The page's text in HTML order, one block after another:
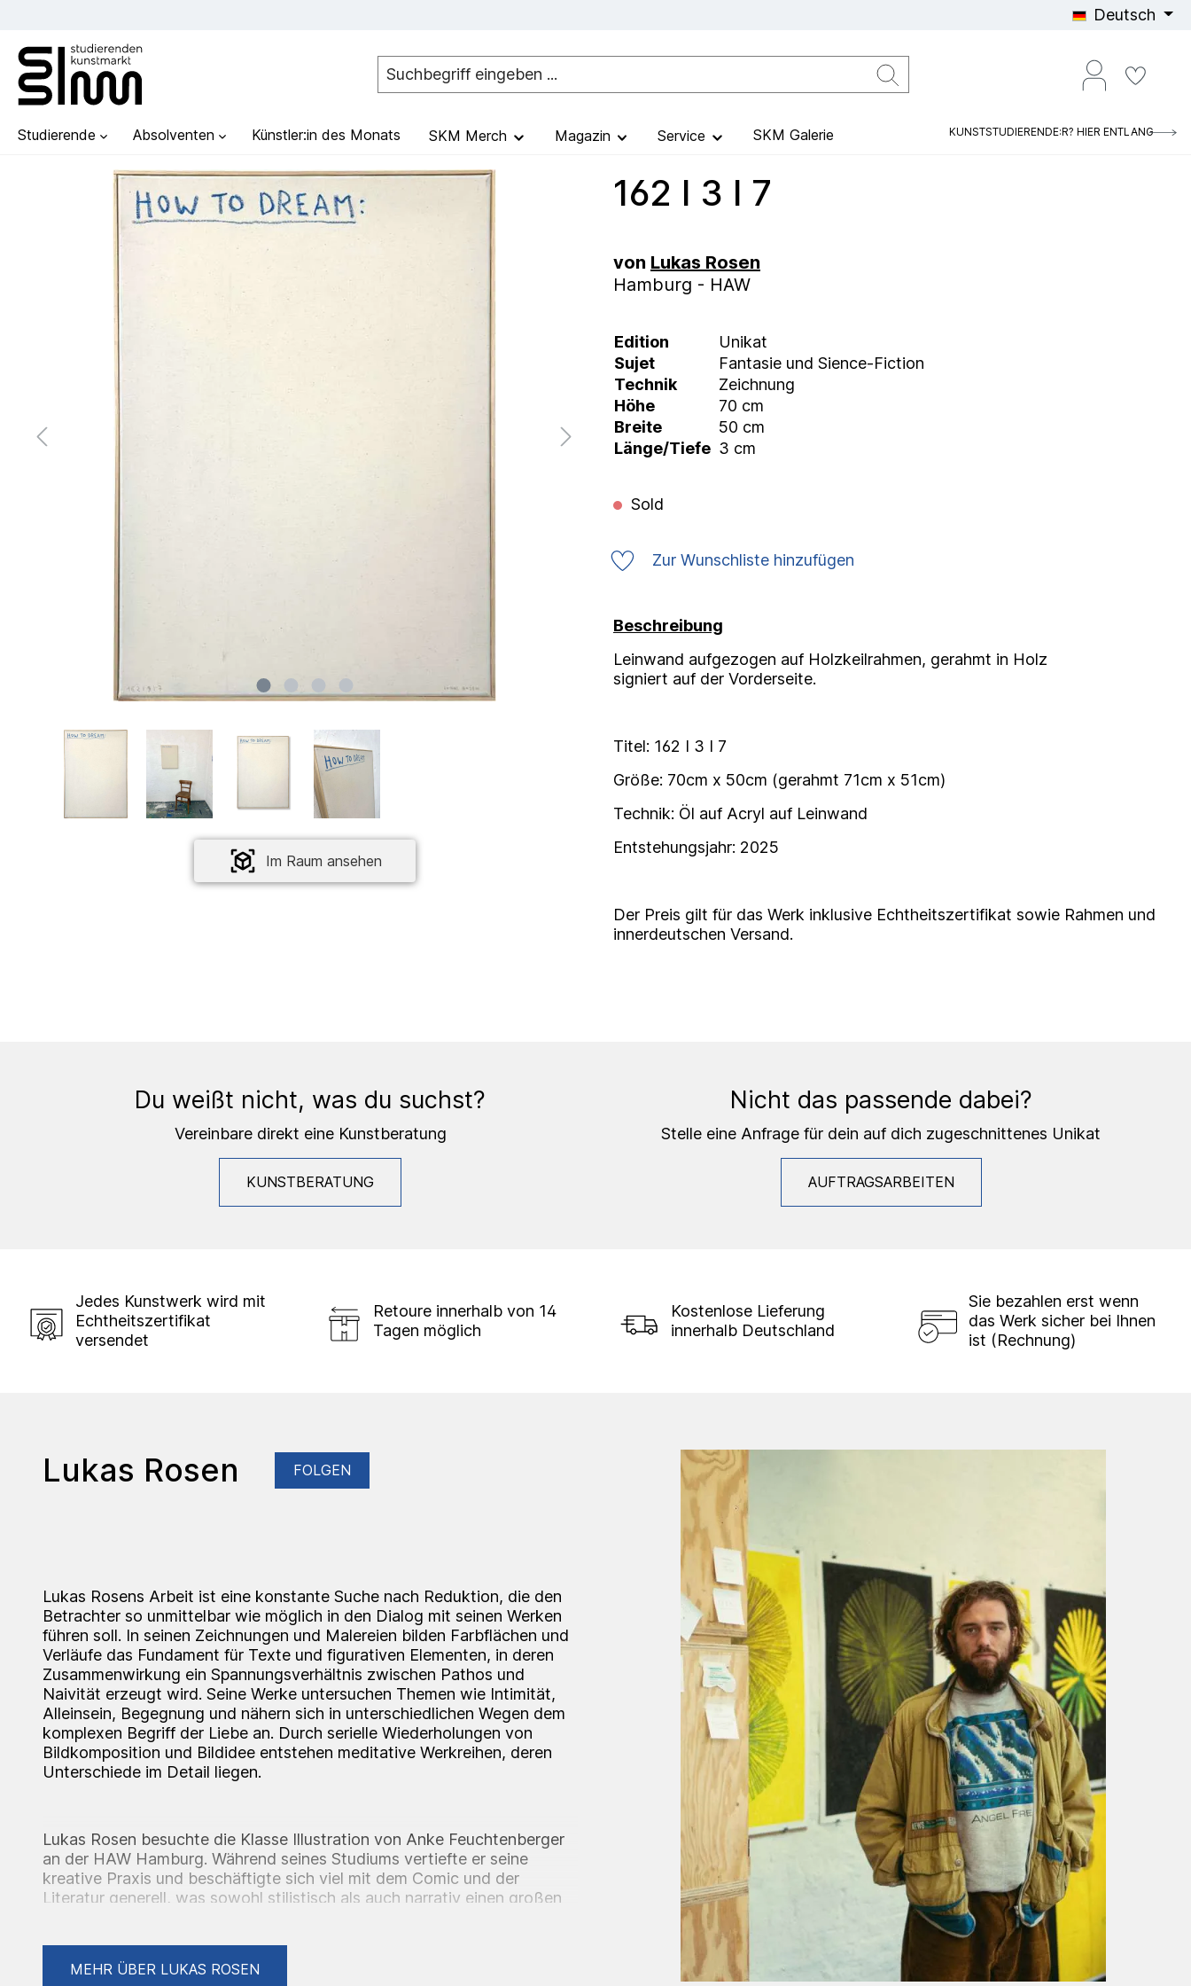
Deutsch
Studierende Absolventen Künstler:in des Monats SKM Merch Magazin Service SKM Galerie KUNSTSTUDIERENDE:R? HIER ENTLANG
Im Raum ansehen
162 I 3 I 7
von Lukas Rosen
Hamburg - HAW
Edition
Unikat
Sujet
Fantasie und Sience-Fiction
Technik
Zeichnung
Höhe
70 cm
Breite
50 cm
Länge/Tiefe 3 cm
Sold
Zur Wunschliste hinzufügen
Beschreibung
Leinwand aufgezogen auf Holzkeilrahmen, gerahmt in Holz
signiert auf der Vorderseite.
Titel: 162 I 3 I 7
Größe: 70cm x 50cm (gerahmt 71cm x 51cm)
Technik: Öl auf Acryl auf Leinwand
Entstehungsjahr: 2025
Der Preis gilt für das Werk inklusive Echtheitszertifikat sowie Rahmen und
innerdeutschen Versand.
Du weißt nicht, was du suchst?
Vereinbare direkt eine Kunstberatung
KUNSTBERATUNG
Nicht das passende dabei?
Stelle eine Anfrage für dein auf dich zugeschnittenes Unikat
AUFTRAGSARBEITEN
Jedes Kunstwerk wird mit
Echtheitszertifikat
versendet
Retoure innerhalb von 14
Tagen möglich
Kostenlose Lieferung
innerhalb Deutschland
Sie bezahlen erst wenn
das Werk sicher bei Ihnen
ist (Rechnung)
Lukas Rosen FOLGEN
Lukas Rosens Arbeit ist eine konstante Suche nach Reduktion, die den
Betrachter so unmittelbar wie möglich in den Dialog mit seinen Werken
führen soll. In seinen Zeichnungen und Malereien bilden Farbflächen und
Verläufe das Fundament für Texte und figurativen Elementen, in deren
Zusammenwirkung ein Spannungsverhältnis zwischen Pathos und
Naivität erzeugt wird. Seine Werke untersuchen Themen wie Intimität,
Alleinsein, Begegnung und nähern sich in unterschiedlichen Wegen dem
komplexen Begriff der Liebe an. Durch serielle Wiederholungen von
Bildkomposition und Bildidee entstehen meditative Werkreihen, deren
Unterschiede im Detail liegen.
Lukas Rosen besuchte die Klasse Illustration von Anke Feuchtenberger
an der HAW Hamburg. Während seines Studiums vertiefte er seine
kreative Praxis und beschäftigte sich viel mit dem Comic und der
Literatur generell, was sowohl stilistisch als auch narrativ einen großen
Lukas Rosen lebt und arbeitet in Berlin.
MEHR ÜBER LUKAS ROSEN